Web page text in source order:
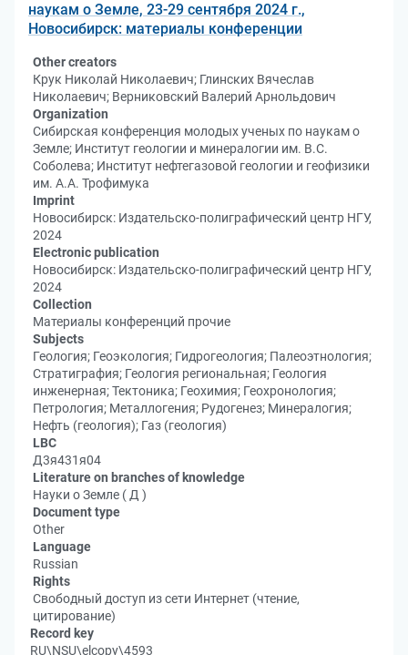
наукам о Земле, 23-29 сентября 2024 г.,
Новосибирск: материалы конференции
Other creators
Крук Николай Николаевич; Глинских Вячеслав
Николаевич; Верниковский Валерий Арнольдович
Organization
Сибирская конференция молодых ученых по наукам о
Земле; Институт геологии и минералогии им. В.С.
Соболева; Институт нефтегазовой геологии и геофизики
им. А.А. Трофимука
Imprint
Новосибирск: Издательско-полиграфический центр НГУ,
2024
Electronic publication
Новосибирск: Издательско-полиграфический центр НГУ,
2024
Collection
Материалы конференций прочие
Subjects
Геология; Геоэкология; Гидрогеология; Палеоэтнология;
Стратиграфия; Геология региональная; Геология
инженерная; Тектоника; Геохимия; Геохронология;
Петрология; Металлогения; Рудогенез; Минералогия;
Нефть (геология); Газ (геология)
LBC
Д3я431я04
Literature on branches of knowledge
Науки о Земле ( Д )
Document type
Other
Language
Russian
Rights
Свободный доступ из сети Интернет (чтение,
цитирование)
Record key
RU\NSU\elcopy\4593